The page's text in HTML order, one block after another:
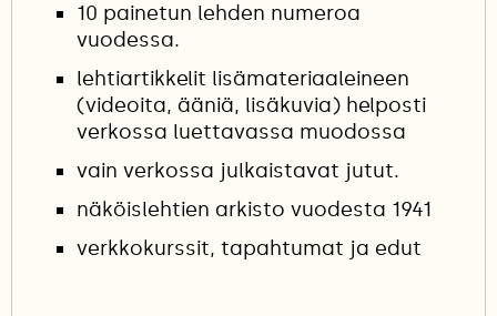
10 painetun lehden numeroa
vuodessa.
lehtiartikkelit lisämateriaaleineen
(videoita, ääniä, lisäkuvia) helposti
verkossa luettavassa muodossa
vain verkossa julkaistavat jutut.
näköislehtien arkisto vuodesta 1941
verkkokurssit, tapahtumat ja edut